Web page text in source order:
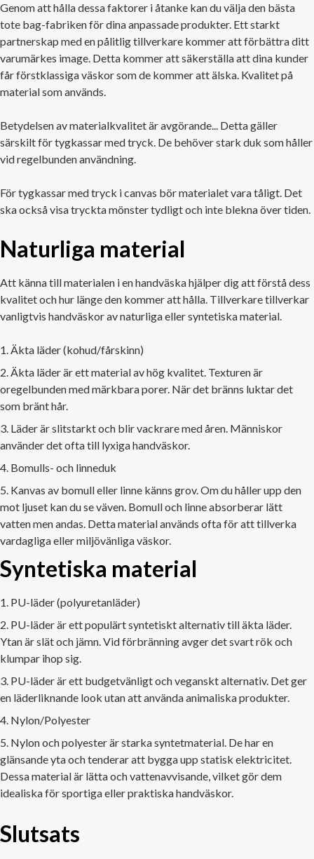
Genom att hålla dessa faktorer i åtanke kan du välja den bästa
tote bag-fabriken för dina anpassade produkter. Ett starkt
partnerskap med en pålitlig tillverkare kommer att förbättra ditt
varumärkes image. Detta kommer att säkerställa att dina kunder
får förstklassiga väskor som de kommer att älska. Kvalitet på
material som används.
Betydelsen av materialkvalitet är avgörande... Detta gäller
särskilt för tygkassar med tryck. De behöver stark duk som håller
vid regelbunden användning.
För tygkassar med tryck i canvas bör materialet vara tåligt. Det
ska också visa tryckta mönster tydligt och inte blekna över tiden.
Naturliga material
Att känna till materialen i en handväska hjälper dig att förstå dess
kvalitet och hur länge den kommer att hålla. Tillverkare tillverkar
vanligtvis handväskor av naturliga eller syntetiska material.
Äkta läder (kohud/fårskinn)
Äkta läder är ett material av hög kvalitet. Texturen är
oregelbunden med märkbara porer. När det bränns luktar det
som bränt hår.
Läder är slitstarkt och blir vackrare med åren. Människor
använder det ofta till lyxiga handväskor.
Bomulls- och linneduk
Kanvas av bomull eller linne känns grov. Om du håller upp den
mot ljuset kan du se väven. Bomull och linne absorberar lätt
vatten men andas. Detta material används ofta för att tillverka
vardagliga eller miljövänliga väskor.
Syntetiska material
PU-läder (polyuretanläder)
PU-läder är ett populärt syntetiskt alternativ till äkta läder.
Ytan är slät och jämn. Vid förbränning avger det svart rök och
klumpar ihop sig.
PU-läder är ett budgetvänligt och veganskt alternativ. Det ger
en läderliknande look utan att använda animaliska produkter.
Nylon/Polyester
Nylon och polyester är starka syntetmaterial. De har en
glänsande yta och tenderar att bygga upp statisk elektricitet.
Dessa material är lätta och vattenavvisande, vilket gör dem
idealiska för sportiga eller praktiska handväskor.
Slutsats